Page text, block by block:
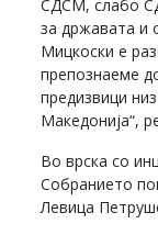
СДСМ, слабо
за државата и
Мицкоски е
препознаеме
предизвици
Македонија“,
Во врска со
Собранието
Левица